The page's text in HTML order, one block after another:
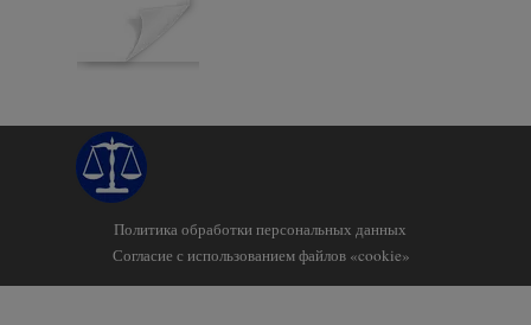
Политика обработки персональных данных
Согласие с использованием файлов «cookie»
Назад к содержимому